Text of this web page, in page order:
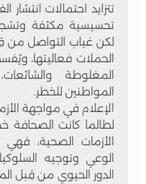
تتزايد احتمالات
تحسيسية مكثفة
لكن غياب التواصل من
الحملات فعاليتها،
المغلوطة
المواطنين للخطر.
الإعلام في مواجهة
لطالما كانت الصحافة
الأزمات الصحية، فهي
الوعي وتوجيه
الدور الحيوي من قِبل